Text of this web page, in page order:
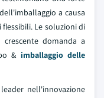
a causa
Le soluzioni di
domanda a
& imballaggio delle
nell'innovazione